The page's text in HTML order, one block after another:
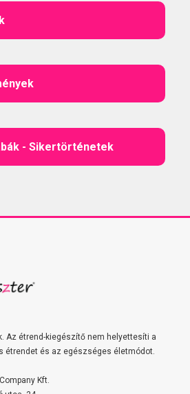
- Sikertörténetek
Az étrend-kiegészítő nem helyettesíti a
étrendet és az egészséges életmódot.
Kft.